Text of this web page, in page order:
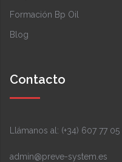
Formación Bp Oil
Blog
Contacto
Llámanos al: (+34) 607 77
admin@preve-system.es